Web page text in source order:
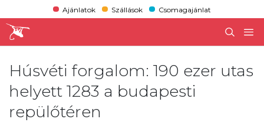
Ajánlatok Szállások Csomagajánlat
Húsvéti forgalom: 190 ezer utas
helyett 1283 a budapesti
repülőtéren